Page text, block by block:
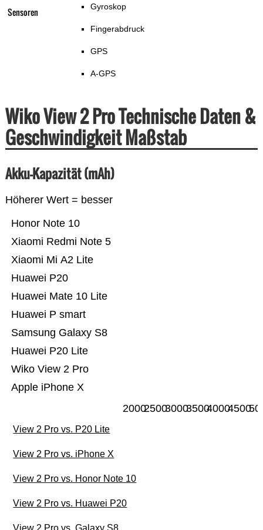
Sensoren Gyroskop
Fingerabdruck
GPS
A-GPS
Wiko View 2 Pro Technische Daten &
Geschwindigkeit Maßstab
Akku-Kapazität (mAh)
Höherer Wert = besser
Apple iPhone X
Wiko View 2 Pro
Huawei P20 Lite
Samsung Galaxy S8
Huawei P smart
Huawei Mate 10 Lite
Huawei P20
Xiaomi Mi A2 Lite
Xiaomi Redmi Note 5
Honor Note 10
200025003000350040004500
View 2 Pro vs. P20 Lite
View 2 Pro vs. iPhone X
View 2 Pro vs. Honor Note 10
View 2 Pro vs. Huawei P20
View 2 Pro vs. Galaxy S8